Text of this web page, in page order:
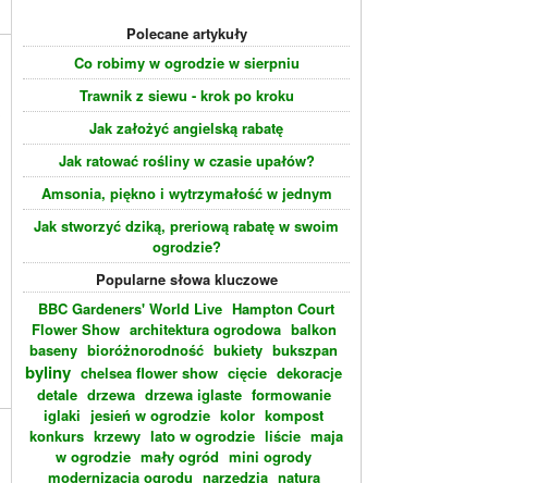
Polecane artykuły
Co robimy w ogrodzie w sierpniu
Trawnik z siewu - krok po kroku
Jak założyć angielską rabatę
Jak ratować rośliny w czasie upałów?
Amsonia, piękno i wytrzymałość w jednym
Jak stworzyć dziką, preriową rabatę w swoim
ogrodzie?
Popularne słowa kluczowe
BBC Gardeners' World Live Hampton Court
Flower Show architektura ogrodowa balkon
baseny bioróżnorodność bukiety bukszpan
byliny chelsea flower show cięcie dekoracje
detale drzewa drzewa iglaste formowanie
iglaki jesień w ogrodzie kolor kompost
konkurs krzewy lato w ogrodzie liście maja
w ogrodzie mały ogród mini ogrody
modernizacja ogrodu narzędzia natura